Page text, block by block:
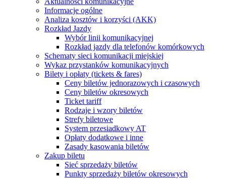
Informacje ogólne
Analiza kosztów i korzyści (AKK)
Rozkład Jazdy
Wybór linii komunikacyjnej
Rozkład jazdy dla telefonów komórkowych
Schematy sieci komunikacji miejskiej
Wykaz przystanków komunikacyjnych
Bilety i opłaty (tickets & fares)
Ceny biletów jednorazowych i czasowych
Ceny biletów okresowych
Ticket tariff
Rodzaje i wzory biletów
Strefy biletowe
System przesiadkowy AT
Opłaty dodatkowe i inne
Zasady kasowania biletów
Zakup biletu
Sieć sprzedaży biletów
Punkty sprzedaży biletów okresowych